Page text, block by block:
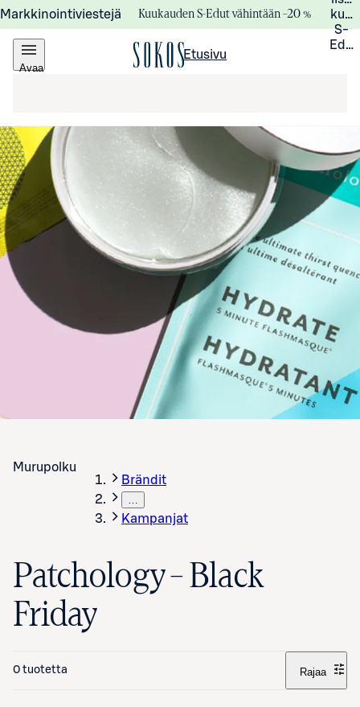
Markkinointiviestejä Kuukauden S-Edut vähintään –20 %
S-
Avaa
Etusivu
Murupolku
Brändit
Kampanjat
Patchology – Black
Friday
0 tuotetta Rajaa